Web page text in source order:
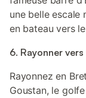
une belle escale
en bateau vers
6. Rayonner
Rayonnez en
Goustan, le